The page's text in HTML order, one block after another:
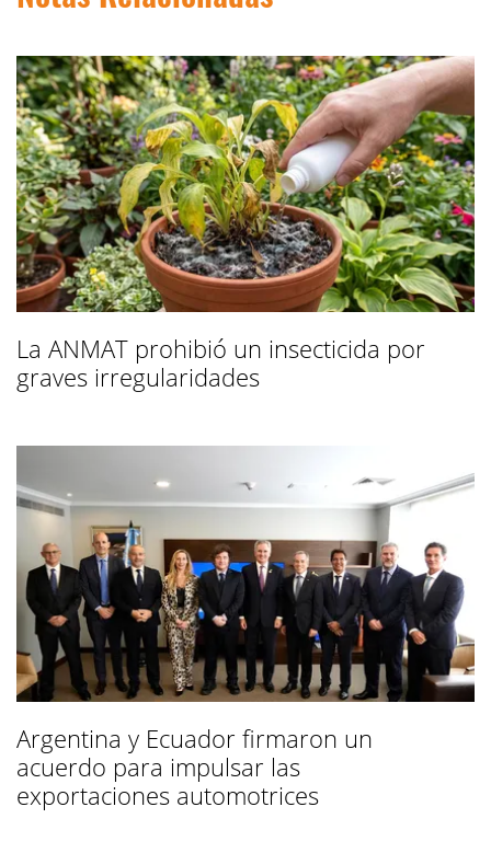
La ANMAT prohibió un insecticida por
graves irregularidades
Argentina y Ecuador firmaron un
acuerdo para impulsar las
exportaciones automotrices